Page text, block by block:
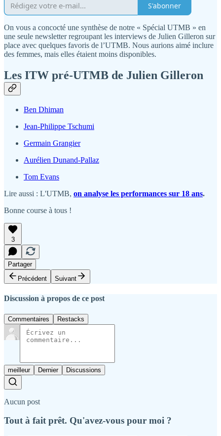
S'abonner
On vous a concocté une synthèse de notre « Spécial UTMB » en
une seule newsletter regroupant les interviews de Julien Gilleron sur
place avec quelques favoris de l’UTMB. Nous aurions aimé inclure
des femmes, mais elles étaient moins disponibles.
Les ITW pré-UTMB de Julien Gilleron
Ben Dhiman
Jean-Philippe Tschumi
Germain Grangier
Aurélien Dunand-Pallaz
Tom Evans
Lire aussi : L'UTMB, on analyse les performances sur 18 ans.
Bonne course à tous !
3
Partager
Précédent
Suivant
Discussion à propos de ce post
Commentaires Restacks
meilleur Dernier Discussions
Aucun post
Tout à fait prêt. Qu'avez-vous pour moi ?